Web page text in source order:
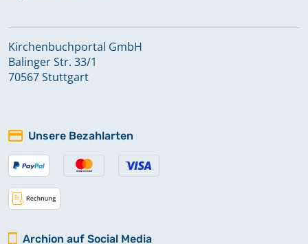
Kirchenbuchportal GmbH
Balinger Str. 33/1
70567 Stuttgart
Unsere Bezahlarten
Archion auf Social Media